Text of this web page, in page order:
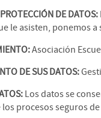
DE DATOS:
le asisten, ponemos
Asociación
DE SUS DATOS:
Los datos se
procesos seguros